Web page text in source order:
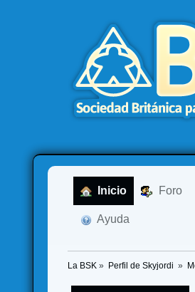
Inicio Foro
Ayuda
La BSK » Perfil de Skyjordi »